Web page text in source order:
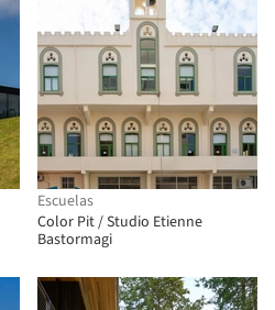
Escuelas
Color Pit / Studio Etienne
Bastormagi